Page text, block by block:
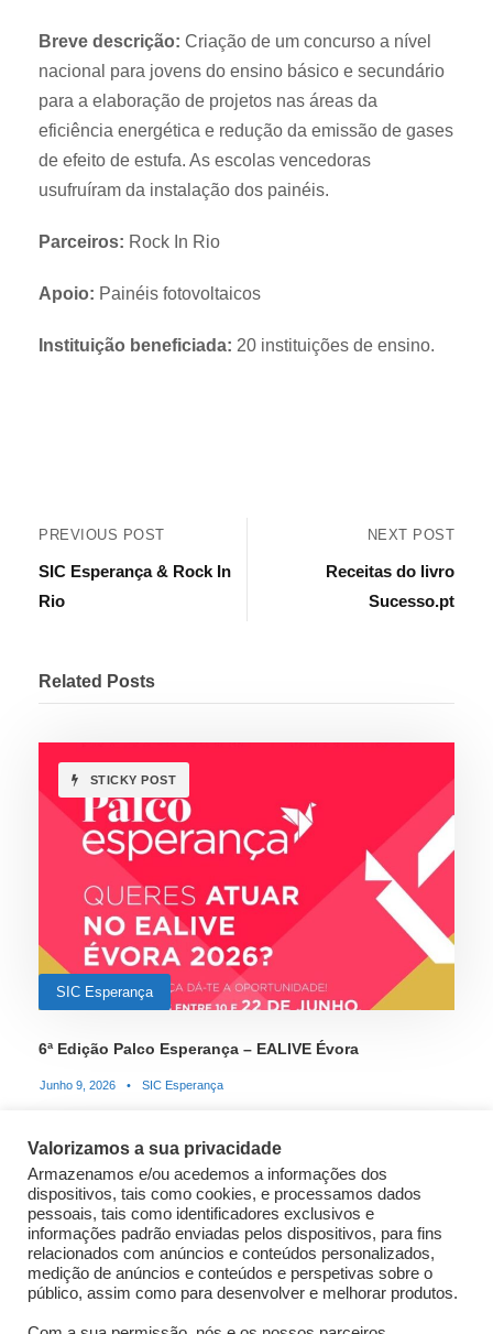
Breve descrição: Criação de um concurso a nível
nacional para jovens do ensino básico e secundário
para a elaboração de projetos nas áreas da
eficiência energética e redução da emissão de gases
de efeito de estufa. As escolas vencedoras
usufruíram da instalação dos painéis.
Parceiros: Rock In Rio
Apoio: Painéis fotovoltaicos
Instituição beneficiada: 20 instituições de ensino.
PREVIOUS POST
SIC Esperança & Rock In
Rio
NEXT POST
Receitas do livro
Sucesso.pt
Related Posts
STICKY POST
SIC Esperança
6ª Edição Palco Esperança – EALIVE Évora
Junho 9, 2026 • SIC Esperança
STICKY POST
Valorizamos a sua privacidade
Armazenamos e/ou acedemos a informações dos
dispositivos, tais como cookies, e processamos dados
pessoais, tais como identificadores exclusivos e
informações padrão enviadas pelos dispositivos, para fins
relacionados com anúncios e conteúdos personalizados,
medição de anúncios e conteúdos e perspetivas sobre o
público, assim como para desenvolver e melhorar produtos.